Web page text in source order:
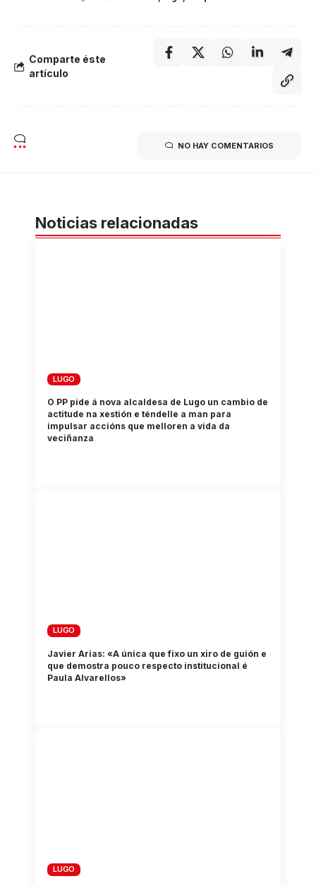
Comparte éste
artículo
NO HAY COMENTARIOS
Noticias relacionadas
LUGO
O PP pide á nova alcaldesa de Lugo un cambio de
actitude na xestión e téndelle a man para
impulsar accións que melloren a vida da
veciñanza
LUGO
Javier Arias: «A única que fixo un xiro de guión e
que demostra pouco respecto institucional é
Paula Alvarellos»
LUGO